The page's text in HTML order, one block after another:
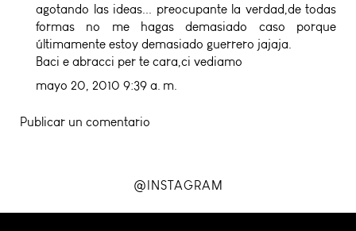
agotando las ideas... preocupante la verdad,de todas
formas no me hagas demasiado caso porque
últimamente estoy demasiado guerrero jajaja.
Baci e abracci per te cara,ci vediamo
mayo 20, 2010 9:39 a. m.
Publicar un comentario
@INSTAGRAM